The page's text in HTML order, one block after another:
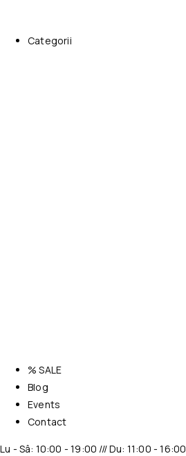
Categorii
% SALE
Blog
Events
Contact
Lu - Sâ: 10:00 - 19:00 /// Du: 11:00 - 16:00